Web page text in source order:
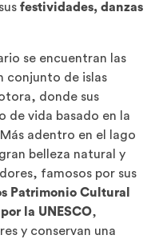
festividades, danzas
se encuentran las
conjunto de islas
donde sus
de vida basado en la
adentro en el lago
belleza natural y
famosos por sus
Patrimonio Cultural
la UNESCO,
y conservan una